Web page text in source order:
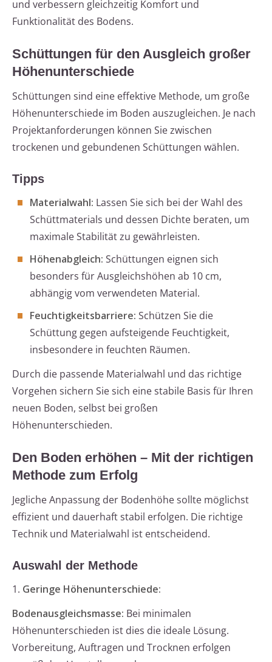
und verbessern gleichzeitig Komfort und
Funktionalität des Bodens.
Schüttungen für den Ausgleich großer
Höhenunterschiede
Schüttungen sind eine effektive Methode, um große
Höhenunterschiede im Boden auszugleichen. Je nach
Projektanforderungen können Sie zwischen
trockenen und gebundenen Schüttungen wählen.
Tipps
Materialwahl: Lassen Sie sich bei der Wahl des
Schüttmaterials und dessen Dichte beraten, um
maximale Stabilität zu gewährleisten.
Höhenabgleich: Schüttungen eignen sich
besonders für Ausgleichshöhen ab 10 cm,
abhängig vom verwendeten Material.
Feuchtigkeitsbarriere: Schützen Sie die
Schüttung gegen aufsteigende Feuchtigkeit,
insbesondere in feuchten Räumen.
Durch die passende Materialwahl und das richtige
Vorgehen sichern Sie sich eine stabile Basis für Ihren
neuen Boden, selbst bei großen
Höhenunterschieden.
Den Boden erhöhen – Mit der richtigen
Methode zum Erfolg
Jegliche Anpassung der Bodenhöhe sollte möglichst
effizient und dauerhaft stabil erfolgen. Die richtige
Technik und Materialwahl ist entscheidend.
Auswahl der Methode
1. Geringe Höhenunterschiede:
Bodenausgleichsmasse: Bei minimalen
Höhenunterschieden ist dies die ideale Lösung.
Vorbereitung, Auftragen und Trocknen erfolgen